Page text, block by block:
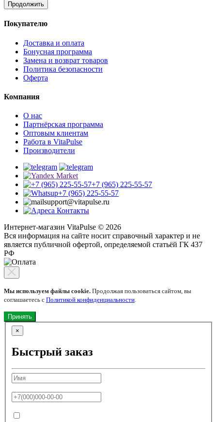
Продолжить
Покупателю
Доставка и оплата
Бонусная программа
Замена и возврат товаров
Политика безопасности
Оферта
Компания
О нас
Партнёрская программа
Оптовым клиентам
Работа в VitaPulse
Производители
+7 (965) 225-55-57
+7 (965) 225-55-57
support@vitapulse.ru
Контакты
Интернет-магазин VitaPulse © 2026
Вся информация на сайте носит справочный характер и не
является публичной офертой, определяемой статьёй ГК 437
РФ
Мы используем файлы cookie. Продолжая пользоваться сайтом, вы
соглашаетесь с Политикой конфиденциальности.
Принять
×
Быстрый заказ